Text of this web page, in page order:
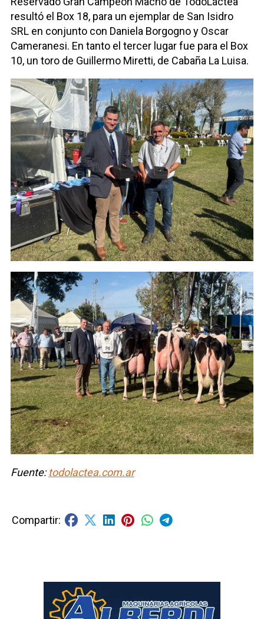
resultó el Box 18, para un ejemplar de San Isidro
SRL en conjunto con Daniela Borgogno y Oscar
Cameranesi. En tanto el tercer lugar fue para el Box
10, un toro de Guillermo Miretti, de Cabaña La Luisa.
Fuente:todolactea.com.ar